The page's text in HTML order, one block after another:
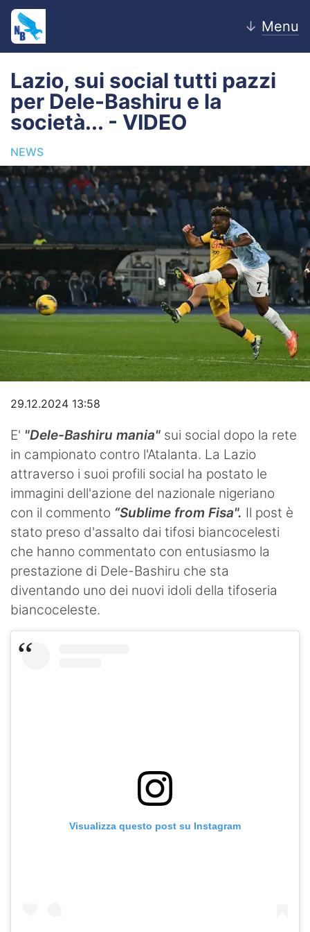
↓ Menu
Home
News
Editoriale
Pagelle
Settore Giovanile
Lazio Women
Calciomercato
Lazio, sui social tutti pazzi
per Dele-Bashiru e la
società... - VIDEO
NEWS
29.12.2024 13:58
E' "Dele-Bashiru mania" sui social dopo la rete
in campionato contro l'Atalanta. La Lazio
attraverso i suoi profili social ha postato le
immagini dell'azione del nazionale nigeriano
con il commento “Sublime from Fisa". Il post è
stato preso d'assalto dai tifosi biancocelesti
che hanno commentato con entusiasmo la
prestazione di Dele-Bashiru che sta
diventando uno dei nuovi idoli della tifoseria
biancoceleste.
Visualizza questo post su Instagram